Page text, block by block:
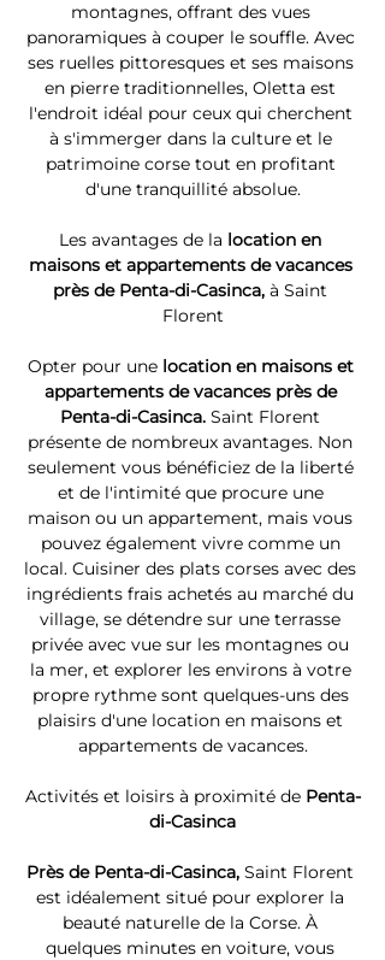
montagnes, offrant des vues
panoramiques à couper le souffle. Avec
ses ruelles pittoresques et ses maisons
en pierre traditionnelles, Oletta est
l'endroit idéal pour ceux qui cherchent
à s'immerger dans la culture et le
patrimoine corse tout en profitant
d'une tranquillité absolue.
Les avantages de la location en
maisons et appartements de vacances
près de Penta-di-Casinca, à Saint
Florent
Opter pour une location en maisons et
appartements de vacances près de
Penta-di-Casinca. Saint Florent
présente de nombreux avantages. Non
seulement vous bénéficiez de la liberté
et de l'intimité que procure une
maison ou un appartement, mais vous
pouvez également vivre comme un
local. Cuisiner des plats corses avec des
ingrédients frais achetés au marché du
village, se détendre sur une terrasse
privée avec vue sur les montagnes ou
la mer, et explorer les environs à votre
propre rythme sont quelques-uns des
plaisirs d'une location en maisons et
appartements de vacances.
Activités et loisirs à proximité de Penta-
di-Casinca
Près de Penta-di-Casinca, Saint Florent
est idéalement situé pour explorer la
beauté naturelle de la Corse. À
quelques minutes en voiture, vous